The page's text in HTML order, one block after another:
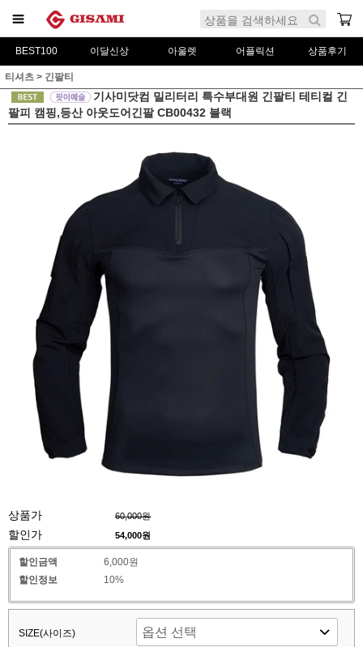
BEST100 이달신상 아울렛 어플릭션 상품후기
티셔츠 > 긴팔티
기사미닷컴 밀리터리 특수부대원 긴팔티 테티컬 긴
팔피 캠핑,등산 아웃도어긴팔 CB00432 블랙
상품가 60,000원
할인가 54,000원
할인금액
6,000원
할인정보
10%
SIZE(사이즈)